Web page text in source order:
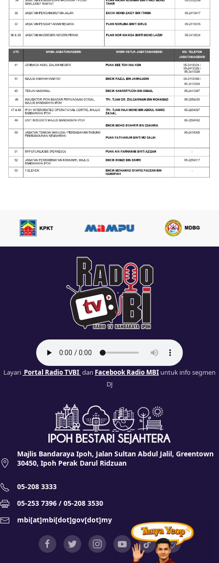
Layari Portal Radio TVBI dan Facebook Radio MBI untuk info segmen
DJ
Majlis Bandaraya Ipoh, Jalan Sultan Abdul Jalil, Greentown
30450, Ipoh Perak Darul Ridzuan
05-208 3333
05-253 7396 / 05-208 3530
mbi[at]mbi[dot]gov[dot]my